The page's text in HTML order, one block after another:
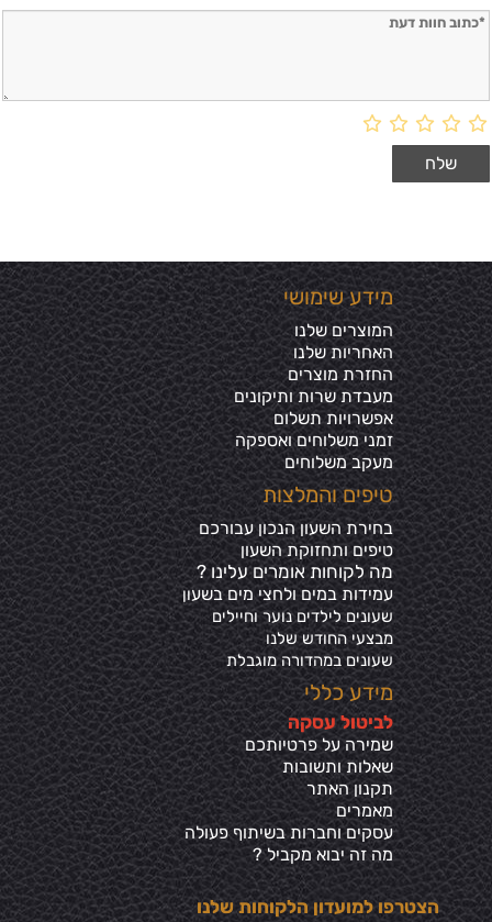
מידע שימושי
המוצרים שלנו
האחריות שלנו
החזרת מוצרים
מעבדת שרות ותיקונים
אפשרויות תשלום
זמני משלוחים ואספקה
מעקב משלוחים
טיפים והמלצות
בחירת השעון הנכון עבורכם
טיפים ותחזוקת השעון
מה לקוחות אומרים עלינו ?
עמידות במים ולחצי מים בשעון
שעונים לילדים נוער וחיילים
מבצעי החודש שלנו
שעונים במהדורה מוגבלת
מידע כללי
לביטול עסקה
שמירה על פרטיותכם
שאלות ותשובות
תקנון האתר
מאמרים
עסקים וחברות בשיתוף פעולה
מה זה יבוא מקביל ?
הצטרפו למועדון הלקוחות שלנו